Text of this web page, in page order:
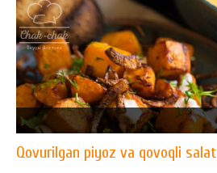
Qovurilgan piyoz va qovoqli salat